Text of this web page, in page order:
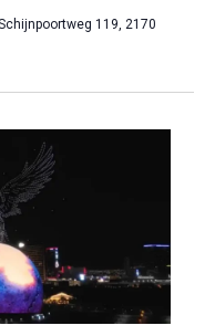
119, 2170